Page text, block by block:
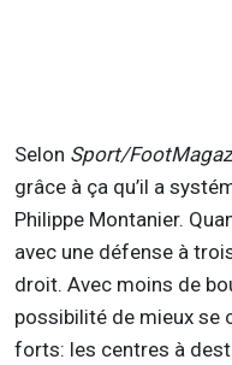
Selon Sport/
grâce à ça qu’il a
Philippe Montanier.
avec une défense à
droit. Avec moins de
possibilité de mieux se
forts: les centres à